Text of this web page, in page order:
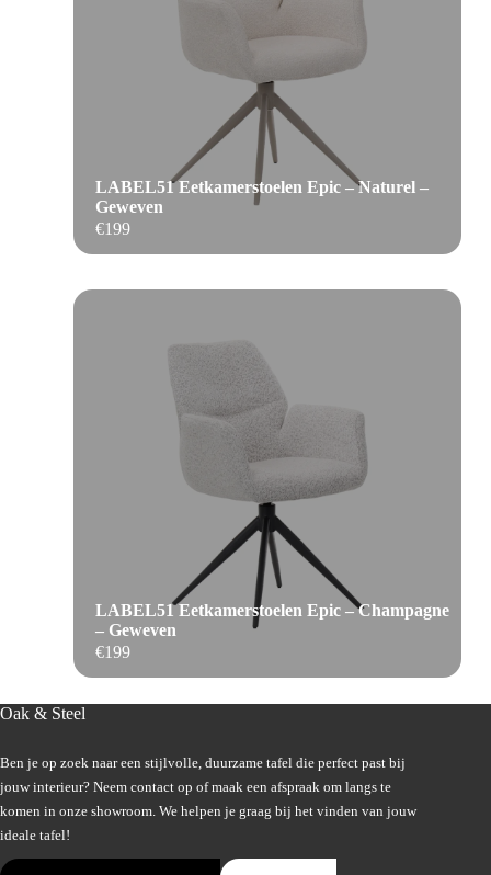
€199
LABEL51 Eetkamerstoelen Epic – Naturel –
Geweven
€199
LABEL51 Eetkamerstoelen Epic – Champagne
– Geweven
Oak & Steel
Ben je op zoek naar een stijlvolle, duurzame tafel die perfect past bij
jouw interieur? Neem contact op of maak een afspraak om langs te
komen in onze showroom. We helpen je graag bij het vinden van jouw
ideale tafel!